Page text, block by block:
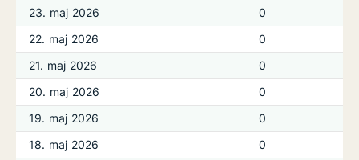
23. maj 2026
0
22. maj 2026
0
21. maj 2026
0
20. maj 2026
0
19. maj 2026
0
18. maj 2026
0